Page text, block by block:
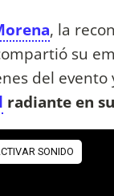
, la
su
del evento
radiante en